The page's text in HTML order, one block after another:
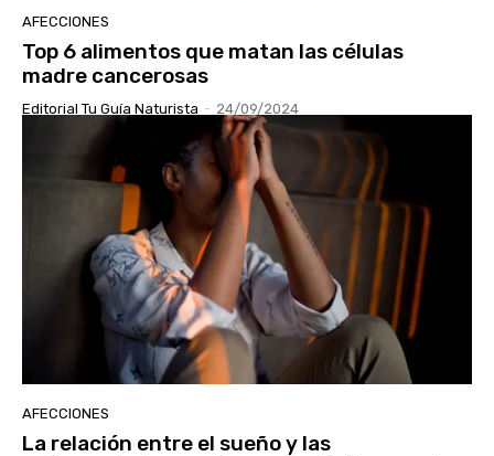
AFECCIONES
Top 6 alimentos que matan las células
madre cancerosas
Editorial Tu Guía Naturista - 24/09/2024
AFECCIONES
La relación entre el sueño y las